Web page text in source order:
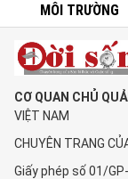
MÔI TRƯỜNG
CƠ QUAN CHỦ
VIỆT NAM
CHUYÊN TRANG
Giấy phép số 01/